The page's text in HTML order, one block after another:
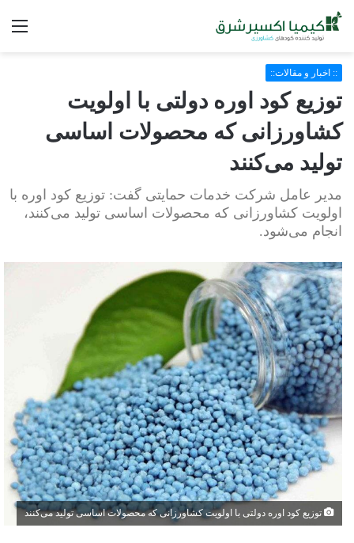
:: اخبار و مقالات::
توزیع کود اوره دولتی با اولویت
کشاورزانی که محصولات اساسی
تولید می‌کنند
مدیر عامل شرکت خدمات حمایتی گفت: توزیع کود اوره با
اولویت کشاورزانی که محصولات اساسی تولید می‌کنند،
انجام می‌شود.
توزیع کود اوره دولتی با اولویت کشاورزانی که محصولات اساسی تولید می‌کنند